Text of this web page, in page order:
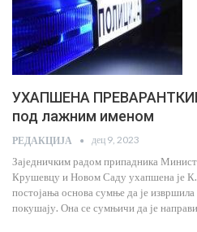
УХАПШЕНА
под лажним именом
РЕДАКЦИЈА дец 9, 2023
Заједничким радом припадника
Крушевцу и Новом Саду ухапшена је
постојања основа сумње да је
покушају. Она се сумњичи да је